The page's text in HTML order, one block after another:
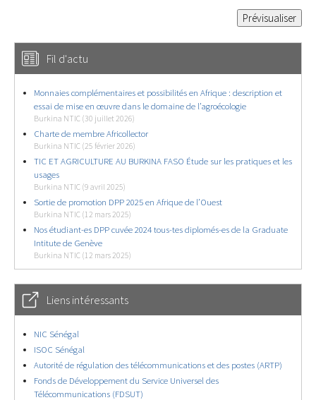
Fil d'actu
Monnaies complémentaires et possibilités en Afrique : description et
essai de mise en œuvre dans le domaine de l’agroécologie
Burkina NTIC (30 juillet 2026)
Charte de membre Africollector
Burkina NTIC (25 février 2026)
TIC ET AGRICULTURE AU BURKINA FASO Étude sur les pratiques et les
usages
Burkina NTIC (9 avril 2025)
Sortie de promotion DPP 2025 en Afrique de l’Ouest
Burkina NTIC (12 mars 2025)
Nos étudiant-es DPP cuvée 2024 tous-tes diplomés-es de la Graduate
Intitute de Genève
Burkina NTIC (12 mars 2025)
Liens intéressants
NIC Sénégal
ISOC Sénégal
Autorité de régulation des télécommunications et des postes (ARTP)
Fonds de Développement du Service Universel des
Télécommunications (FDSUT)